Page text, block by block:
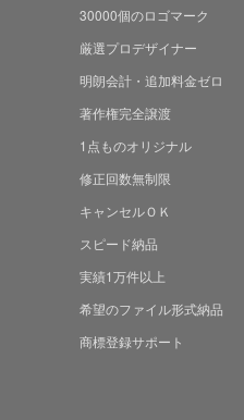
30000個のロゴマーク
厳選プロデザイナー
明朗会計・追加料金ゼロ
著作権完全譲渡
1点ものオリジナル
修正回数無制限
キャンセルＯＫ
スピード納品
実績1万件以上
希望のファイル形式納品
商標登録サポート